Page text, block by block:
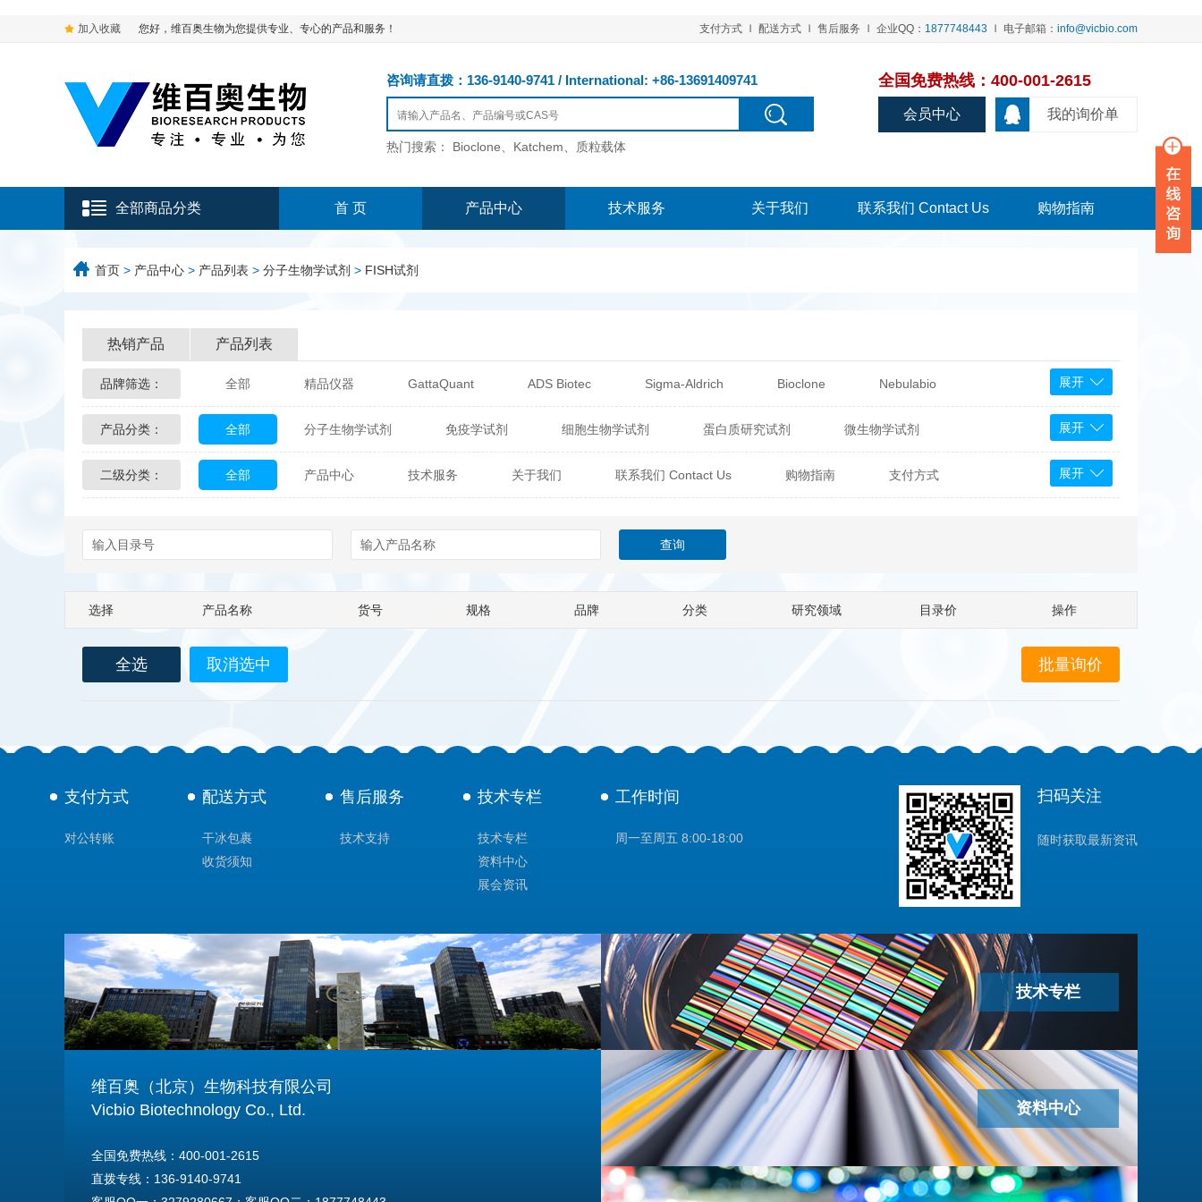
加入收藏 您好，维百奥生物为您提供专业、专心的产品和服务！ 支付方式 配送方式 售后服务 企业QQ： 1877748443 电子邮箱： info@vicbio.com
咨询请直拨：136-9140-9741 / International: +86-13691409741
热门搜索： Bioclone、Katchem、质粒载体
全国免费热线：400-001-2615
我的询价单
会员中心
全部商品分类 首 页 产品中心 技术服务 关于我们 联系我们 Contact Us 购物指南
首页 > 产品中心 > 产品列表 > 分子生物学试剂 > FISH试剂
热销产品 产品列表
品牌筛选： 全部 精品仪器 GattaQuant ADS Biotec Sigma-Aldrich Bioclone Nebulabio
Glycon Biochem Sterlitech 热销产品 辰辉创聚生物® (Nebulabio) BPS Bioscience
Echelon Biosciences Verichem Laboratories Vicbio Biotech Click Chemistry Tools Bioassay Systems
Biotez Berlin Diametra ChemPep Eagle Biosciences Cytodiagnostics
Berry & Associates
Abbexa AbD Serotec Abnova Active Motif
展开
产品分类： 全部 分子生物学试剂 免疫学试剂 细胞生物学试剂 蛋白质研究试剂 微生物学试剂
化学及生物化学试剂 材料学试剂 仪器及设备 耗材及常用物品 其他产品
展开
二级分类： 全部 产品中心 技术服务 关于我们 联系我们 Contact Us 购物指南 支付方式 展开
选择 产品名称 货号 规格 品牌 分类 研究领域 目录价 操作
全选 取消选中
支付方式
对公转账
配送方式
干冰包裹
收货须知
售后服务
技术支持
技术专栏
技术专栏
资料中心
展会资讯
工作时间
周一至周五 8:00-18:00
扫码关注
随时获取最新资讯
维百奥（北京）生物科技有限公司
Vicbio Biotechnology Co., Ltd.
全国免费热线：400-001-2615
直拨专线：136-9140-9741
技术专栏
资料中心